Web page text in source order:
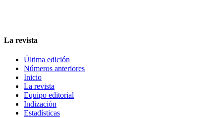
La revista
Última edición
Números anteriores
Inicio
La revista
Equipo editorial
Indización
Estadísticas